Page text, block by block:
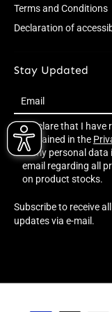
Terms and Conditions
Declaration of
Stay Updated
Email
I declare that I have
contained in the
of my personal data
email regarding all
on product stocks.
Subscribe to receive
updates via e-mail.